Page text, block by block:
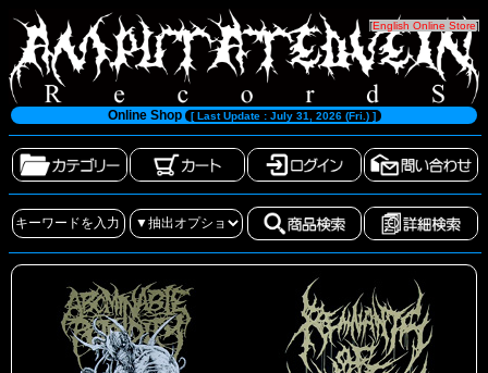
[English Online Store]
Online Shop [ Last Update : July 31, 2026 (Fri.) ]